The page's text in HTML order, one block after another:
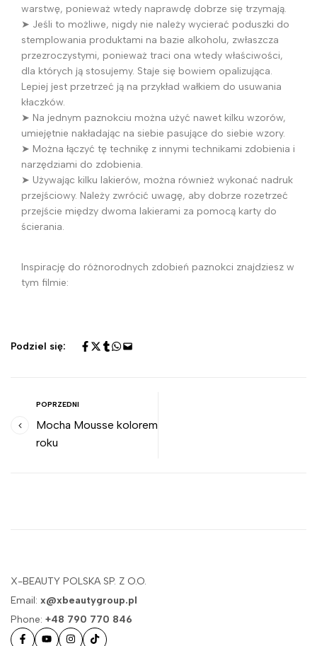
warstwę, ponieważ wtedy naprawdę dobrze się trzymają.
➤ Jeśli to możliwe, nigdy nie należy wycierać poduszki do
stemplowania produktami na bazie alkoholu, zwłaszcza
przezroczystymi, ponieważ traci ona wtedy właściwości,
dla których ją stosujemy. Staje się bowiem opalizująca.
Lepiej jest przetrzeć ją na przykład wałkiem do usuwania
kłaczków.
➤ Na jednym paznokciu można użyć nawet kilku wzorów,
umiejętnie nakładając na siebie pasujące do siebie wzory.
➤ Można łączyć tę technikę z innymi technikami zdobienia i
narzędziami do zdobienia.
➤ Używając kilku lakierów, można również wykonać nadruk
przejściowy. Należy zwrócić uwagę, aby dobrze rozetrzeć
przejście między dwoma lakierami za pomocą karty do
ścierania.
Inspirację do różnorodnych zdobień paznokci znajdziesz w
tym filmie:
Podziel się:
POPRZEDNI
Mocha Mousse kolorem
roku
X-BEAUTY POLSKA SP. Z O.O.
Email: x@xbeautygroup.pl
Phone: +48 790 770 846